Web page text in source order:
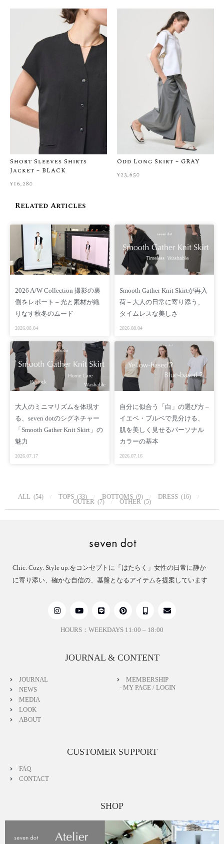
［ サイズ・生地感に悩まれたら ］
ネットでのお買い物は「サイズが合うか不安」「実際の生地感
を知りたい」ということも多いかと思います。
お客様に心から納得してお買い物をお楽しみいただけるよう、
ご購入前のサイズ選びや生地感のご相談を大切にしています。
少しでも迷われましたら、ご購入前に画面右下の公式LINEもし
くはCONTACTからお気軽にご相談くださいませ。スタッフが着
用感などを丁寧にご案内いたします。
※当店では一点一点大切にお届けしているため、お届け後のお
客様都合による返品・交換はご遠慮いただいております。ぜひ
事前のチャット相談をご活用いただき、安心してお買い物をお
楽しみくださいませ。
▼ よくあるご質問はこちら
【価格】 ¥24,750（税込 ）/ ¥22,500(税別）
【素材】 アクリル 42% ポリウレタン 20% ナイロン 10%
再生繊維（テンセル）13% 毛 6% シルク 3%
【重さ】 600 g
【生産国】 中国
【採寸情報(cm)】
総丈：60cm 身幅：49.5cm 肩幅：38cm 袖口：9cm
ございます
予めご了承ください
【着用モデル】
身長 167cm サイズ FREE
［ Staff Comments ］
さらっと羽織れて肩がこらないジャケットをニット素材で作り
たいと思って企画しました
（1枚洗い・手洗いモードで乾燥もテスト済み）
スタイリングにご活用いただけます
秋の始まりのカーディガン代わりに
幅広く使って頂けるニットジャケットです
BLACK https://www.seven-dot.com/items/124951756
LINE https://page.line.me/496ytgtw?openQrModal=true
App https://thebase.com/to_app?s=shop&shop_id=sev
endot-fashionstore-jp&follow=true
‐‐‐‐‐‐‐‐‐‐
A knit jacket crafted from silk-blend yarn with a soft sh
Featuring a bouclé-like knit pattern, this relaxed jacket
Available with buttons in silver or gold, allowing you to
choose the color that best complements your accessori
es while supplies last.
Short Sleeves Shirts
Jacket – BLACK
¥16,280
Odd Long Skirt – GRAY
¥23,650
Related Articles
2026 A/W Collection 撮影の裏
側をレポート – 光と素材が織
りなす秋冬のムード
2026.08.04
Smooth Gather Knit Skirtが再入
荷 – 大人の日常に寄り添う、
タイムレスな美しさ
2026.08.04
大人のミニマリズムを体現す
る、seven dotのシグネチャー
「Smooth Gather Knit Skirt」の
魅力
2026.07.17
自分に似合う「白」の選び方 –
イエベ・ブルベで見分ける、
肌を美しく見せるパーソナル
カラーの基本
2026.07.16
ALL (54) TOPS (33) BOTTOMS (9) DRESS (16)
OUTER (7) OTHER (5)
Chic. Cozy. Style up.をコンセプトに「はたらく」女性の日常に静か
に寄り添い、確かな自信の、基盤となるアイテムを提案しています
HOURS：WEEKDAYS 11:00 – 18:00
JOURNAL & CONTENT
JOURNAL
NEWS
MEDIA
LOOK
ABOUT
MEMBERSHIP
- MY PAGE / LOGIN
CUSTOMER SUPPORT
FAQ
CONTACT
SHOP